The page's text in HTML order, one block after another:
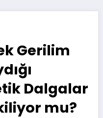
Gerilim
Dalgalar
mu?